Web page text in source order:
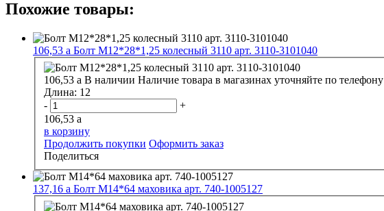
Похожие товары:
106,53 a Болт М12*28*1,25 колесный 3110 арт. 3110-3101040
106,53 a В наличии Наличие товара в магазинах уточняйте по телефону
Длина: 12
-
+
106,53 a
в корзину
Продолжить покупки Оформить заказ
Поделиться
137,16 a Болт М14*64 маховика арт. 740-1005127